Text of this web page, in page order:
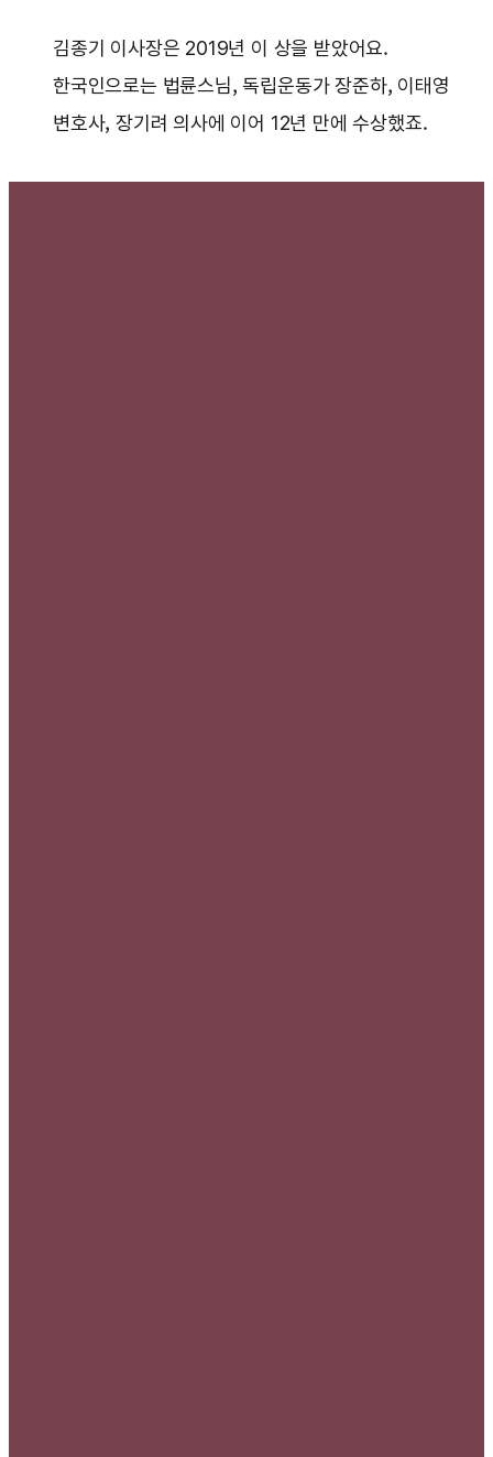
김종기 이사장은 2019년 이 상을 받았어요.
한국인으로는 법륜스님, 독립운동가 장준하, 이태영
변호사, 장기려 의사에 이어 12년 만에 수상했죠.